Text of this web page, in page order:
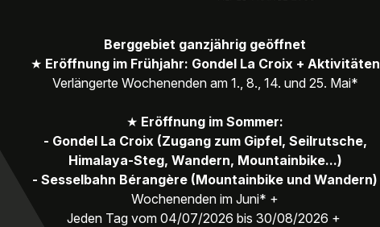
Berggebiet ganzjährig geöffnet
★ Eröffnung im Frühjahr: Gondel La Croix + Aktivitäten
Verlängerte Wochenenden am 1., 8., 14. und 25. Mai*
★ Eröffnung im Sommer:
- Gondel La Croix (Zugang zum Gipfel, Seilrutsche,
Himalaya-Steg, Wandern, Mountainbike...)
- Sesselbahn Bérangère (Mountainbike und Wandern)
Wochenenden im Juni* +
Jeden Tag vom 04/07/2026 bis 30/08/2026 +